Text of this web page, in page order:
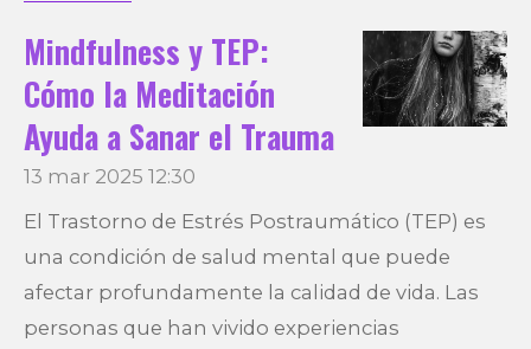
Mindfulness y TEP:
Cómo la Meditación
Ayuda a Sanar el Trauma
13 mar 2025 12:30
El Trastorno de Estrés Postraumático (TEP) es
una condición de salud mental que puede
afectar profundamente la calidad de vida. Las
personas que han vivido experiencias